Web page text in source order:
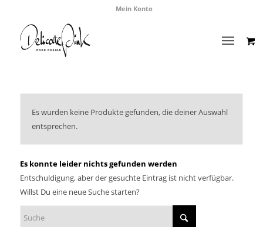
Mein Konto
Es wurden keine Produkte gefunden, die deiner Auswahl
entsprechen.
Es konnte leider nichts gefunden werden
Entschuldigung, aber der gesuchte Eintrag ist nicht verfügbar.
Willst Du eine neue Suche starten?